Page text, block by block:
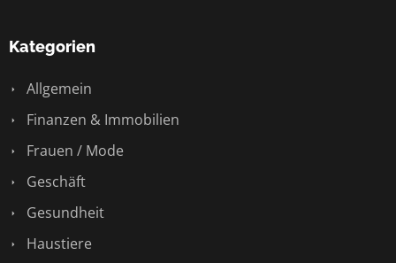
Kategorien
Allgemein
Finanzen & Immobilien
Frauen / Mode
Geschäft
Gesundheit
Haustiere